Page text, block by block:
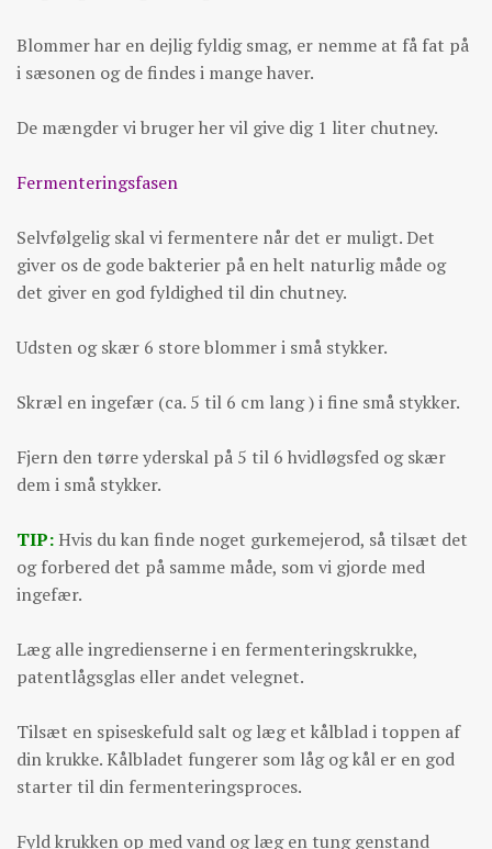
Blommer har en dejlig fyldig smag, er nemme at få fat på
i sæsonen og de findes i mange haver.
De mængder vi bruger her vil give dig 1 liter chutney.
Fermenteringsfasen
Selvfølgelig skal vi fermentere når det er muligt. Det
giver os de gode bakterier på en helt naturlig måde og
det giver en god fyldighed til din chutney.
Udsten og skær 6 store blommer i små stykker.
Skræl en ingefær (ca. 5 til 6 cm lang ) i fine små stykker.
Fjern den tørre yderskal på 5 til 6 hvidløgsfed og skær
dem i små stykker.
TIP:Hvis du kan finde noget gurkemejerod, så tilsæt det
og forbered det på samme måde, som vi gjorde med
ingefær.
Læg alle ingredienserne i en fermenteringskrukke,
patentlågsglas eller andet velegnet.
Tilsæt en spiseskefuld salt og læg et kålblad i toppen af
din krukke. Kålbladet fungerer som låg og kål er en god
starter til din fermenteringsproces.
Fyld krukken op med vand og læg en tung genstand